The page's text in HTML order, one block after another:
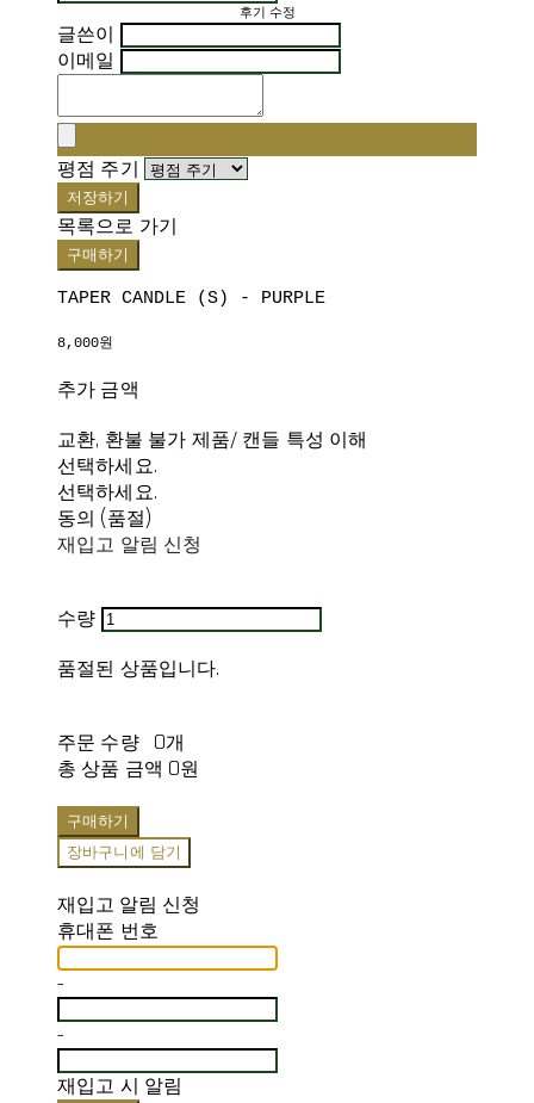
후기 수정
글쓴이
이메일
평점 주기
저장하기
목록으로 가기
구매하기
TAPER CANDLE (S) - PURPLE
8,000원
추가 금액
교환, 환불 불가 제품/ 캔들 특성 이해
선택하세요.
선택하세요.
동의 (품절)
재입고 알림 신청
수량
품절된 상품입니다.
주문 수량
0개
총 상품 금액 0원
구매하기
장바구니에 담기
재입고 알림 신청
휴대폰 번호
-
-
재입고 시 알림